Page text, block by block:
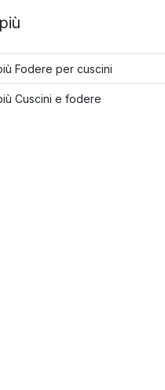
Fodere per cuscini
Cuscini e fodere